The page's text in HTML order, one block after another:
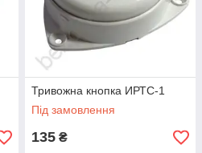
Тривожна кнопка ИРТС-1
Під замовлення
135 ₴